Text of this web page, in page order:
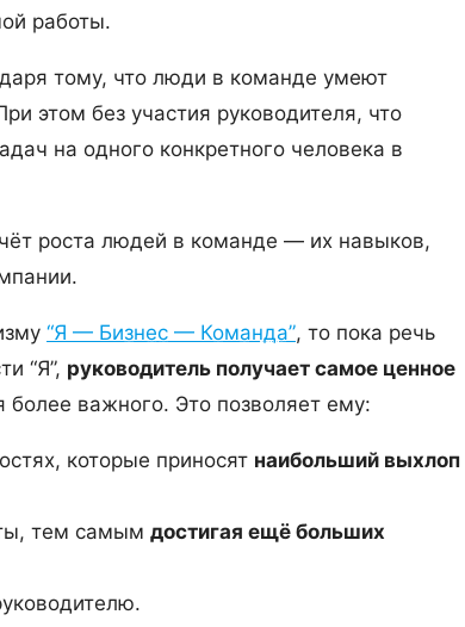
работы.
тому, что люди в команде умеют
этом без участия руководителя, что
на одного конкретного человека в
роста людей в команде — их навыков,
“Я — Бизнес — Команда”, то пока речь
“Я”, руководитель получает самое ценное
более важного. Это позволяет ему:
которые приносят наибольший выхлоп
тем самым достигая ещё больших